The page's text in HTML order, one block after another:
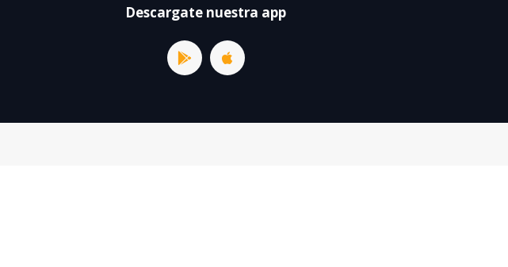
Descargate nuestra app